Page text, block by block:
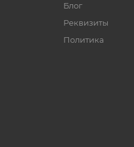
Блог
Реквизиты
Политика